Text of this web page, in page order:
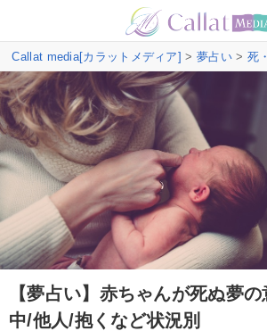
Callat media[カラットメディア] > 夢占い> 死
【夢占い】赤ちゃんが死ぬ夢
中/他人/抱くなど状況別